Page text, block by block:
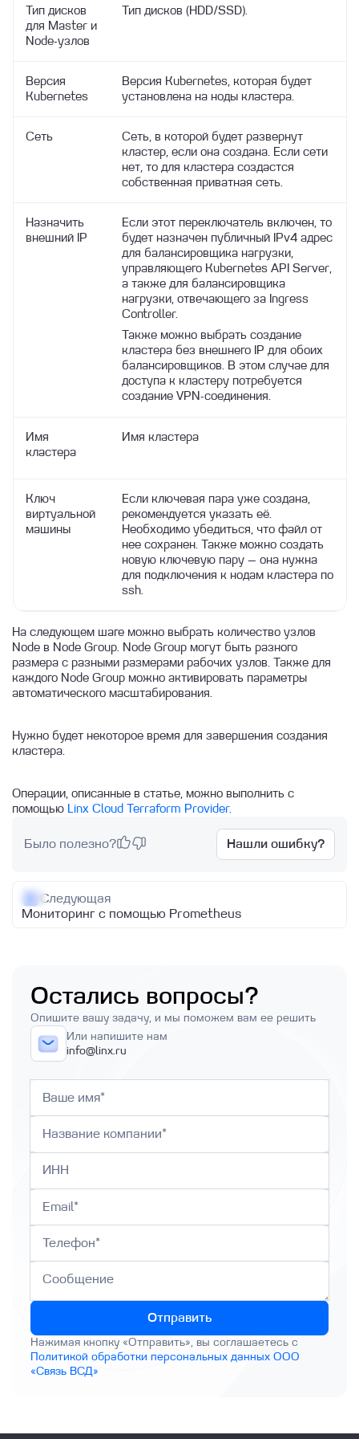
О сервисе Linx Cloud Database
Тип дисков
для Master и
Node-узлов
Тип дисков (HDD/SSD).
Версия
Kubernetes
Версия Kubernetes, которая будет
установлена на ноды кластера.
Сеть
Сеть, в которой будет развернут
кластер, если она создана. Если сети
нет, то для кластера создастся
собственная приватная сеть.
Назначить
внешний IP
Если этот переключатель включен, то
будет назначен публичный IPv4 адрес
для балансировщика нагрузки,
управляющего Kubernetes API Server,
а также для балансировщика
нагрузки, отвечающего за Ingress
Controller.
Также можно выбрать создание
кластера без внешнего IP для обоих
балансировщиков. В этом случае для
доступа к кластеру потребуется
создание VPN-соединения.
Имя
кластера
Имя кластера
Ключ
виртуальной
машины
Если ключевая пара уже создана,
рекомендуется указать её.
Необходимо убедиться, что файл от
нее сохранен. Также можно создать
новую ключевую пару — она нужна
для подключения к нодам кластера по
ssh.
На следующем шаге можно выбрать количество узлов
Node в Node Group. Node Group могут быть разного
размера с разными размерами рабочих узлов. Также для
каждого Node Group можно активировать параметры
автоматического масштабирования.
Нужно будет некоторое время для завершения создания
кластера.
Операции, описанные в статье, можно выполнить с
помощью Linx Cloud Terraform Provider.
Было полезно? Нашли ошибку?
Следующая
Мониторинг с помощью Prometheus
Остались вопросы?
Опишите вашу задачу, и мы поможем вам ее решить
Или напишите нам
info@linx.ru
Отправить
Нажимая кнопку «Отправить», вы соглашаетесь с
Политикой обработки персональных данных ООО
«Связь ВСД»